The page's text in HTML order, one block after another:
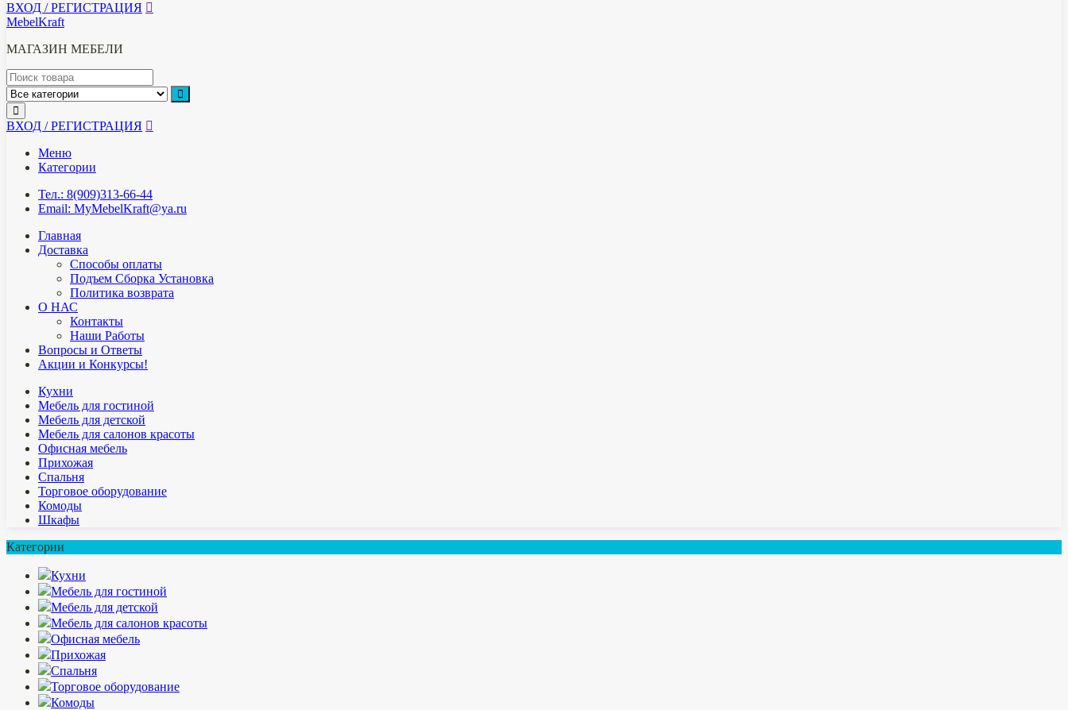
ВХОД / РЕГИСТРАЦИЯ
MebelKraft
МАГАЗИН МЕБЕЛИ
ВХОД / РЕГИСТРАЦИЯ
Меню
Категории
Тел.: 8(909)313-66-44
Email: MyMebelKraft@ya.ru
Главная
Доставка
Способы оплаты
Подъем Сборка Установка
Политика возврата
О НАС
Контакты
Наши Работы
Вопросы и Ответы
Акции и Конкурсы!
Кухни
Мебель для гостиной
Мебель для детской
Мебель для салонов красоты
Офисная мебель
Прихожая
Спальня
Торговое оборудование
Комоды
Шкафы
Категории
Кухни
Мебель для гостиной
Мебель для детской
Мебель для салонов красоты
Офисная мебель
Прихожая
Спальня
Торговое оборудование
Комоды